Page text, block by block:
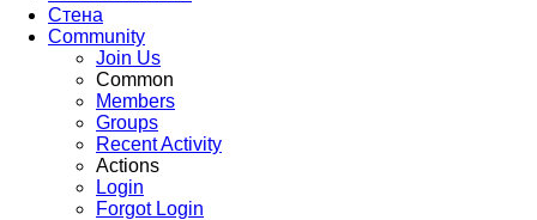
Стена
Community
Join Us
Common
Members
Groups
Recent Activity
Actions
Login
Forgot Login